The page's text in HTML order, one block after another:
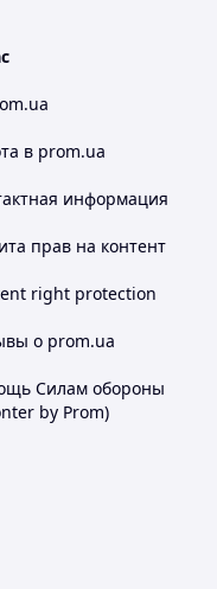
в prom.ua
информация
прав на контент
right protection
о prom.ua
Силам обороны
by Prom)